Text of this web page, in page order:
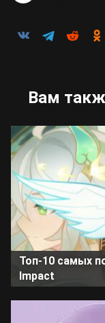
Вам
Топ-10 самых
Impact